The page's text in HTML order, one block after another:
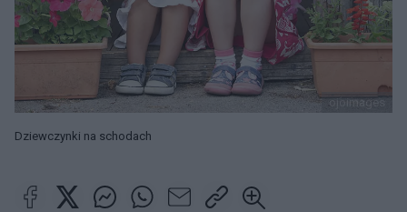
ojoimages
Dziewczynki na schodach